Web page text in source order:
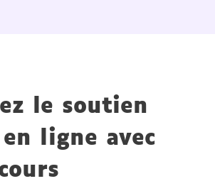
le soutien
ligne avec